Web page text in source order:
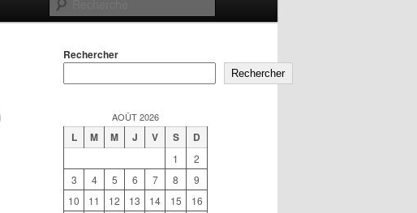
Rechercher
Rechercher
AOÛT 2026
L M M J V S D
1
2
3
4 5 6 7 8
9
10
11 12 13 14 15
16